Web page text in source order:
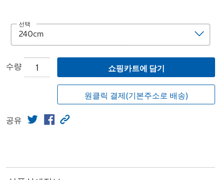
선택
수량 쇼핑카트에 담기
원클릭 결제(기본주소로 배송)
공유